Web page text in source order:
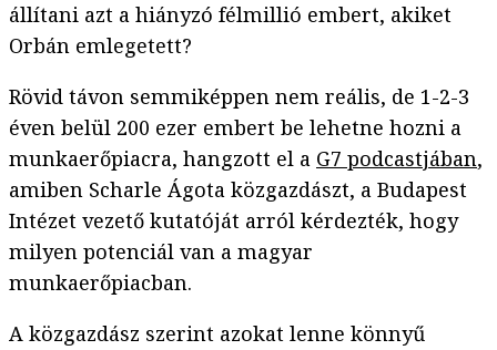
állítani azt a hiányzó félmillió embert, akiket
Orbán emlegetett?
Rövid távon semmiképpen nem reális, de 1-2-3
éven belül 200 ezer embert be lehetne hozni a
munkaerőpiacra, hangzott el a G7 podcastjában,
amiben Scharle Ágota közgazdászt, a Budapest
Intézet vezető kutatóját arról kérdezték, hogy
milyen potenciál van a magyar
munkaerőpiacban.
A közgazdász szerint azokat lenne könnyű